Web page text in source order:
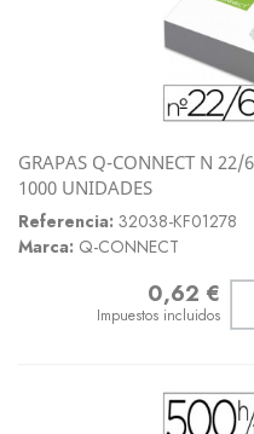
GRAPAS Q-CONNECT N
1000 UNIDADES
Referencia: 32038-KF01278
Marca: Q-CONNECT
0,62 €
Impuestos incluidos